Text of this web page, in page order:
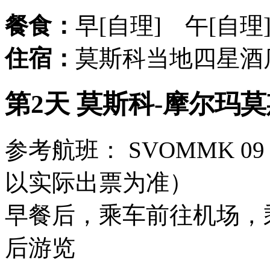
餐食： 早[自理] 午[自
住宿： 莫斯科当地四星酒
第2天 莫斯科-摩尔玛
参考航班： SVOMMK
以实际出票为准）
早餐后，乘车前往机场
后游览